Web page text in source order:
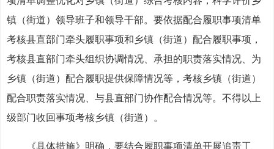
镇（街道）领导班子和领导干部。要依据配合履职事项清单
考核县直部门牵头履职事项和乡镇（街道）配合履职事项，
考核县直部门牵头组织协调情况、承担的职责落实情况、为
乡镇（街道）配合履职提供保障情况等，考核乡镇（街道）
配合职责落实情况、与县直部门协作配合情况等。不得以上
级部门收回事项考核乡镇（街道）。
《具体措施》明确，要结合履职事项清单开展追责工